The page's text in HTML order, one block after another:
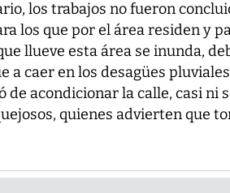
los trabajos no fueron
los que por el área residen y
llueve esta área se inunda,
a caer en los desagües
acondicionar la calle, casi ni
quienes advierten que